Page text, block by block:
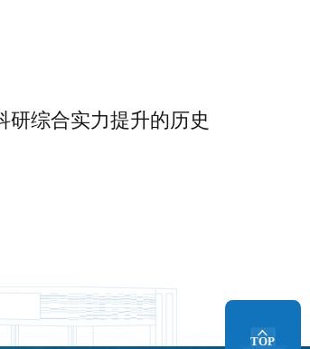
研综合实力提升的历史
TOP